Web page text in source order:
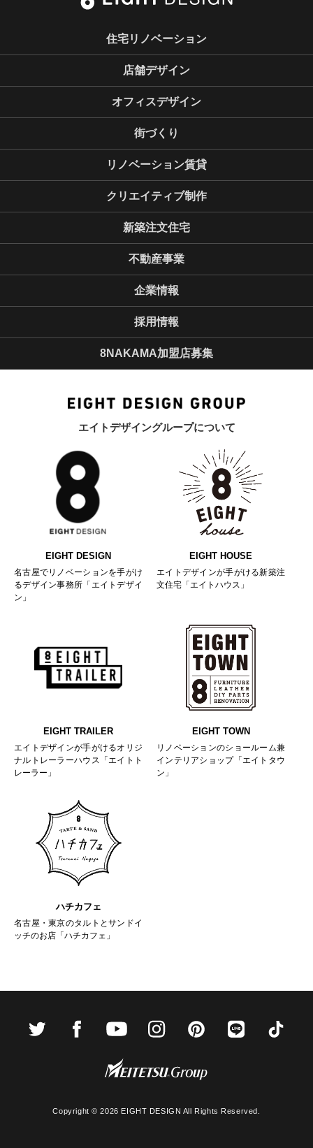
エイトデザイングループについて
EIGHT DESIGN
名古屋でリノベーションを手がけ
るデザイン事務所「エイトデザイ
ン」
EIGHT HOUSE
エイトデザインが手がける新築注
文住宅「エイトハウス」
EIGHT TRAILER
エイトデザインが手がけるオリジ
ナルトレーラーハウス「エイトト
レーラー」
EIGHT TOWN
リノベーションのショールーム兼
インテリアショップ「エイトタウ
ン」
ハチカフェ
名古屋・東京のタルトとサンドイ
ッチのお店「ハチカフェ」
住宅リノベーション
店舗デザイン
オフィスデザイン
街づくり
リノベーション賃貸
クリエイティブ制作
新築注文住宅
不動産事業
企業情報
採用情報
8NAKAMA加盟店募集
Copyright ©2026 EIGHT DESIGN All Rights Reserved.